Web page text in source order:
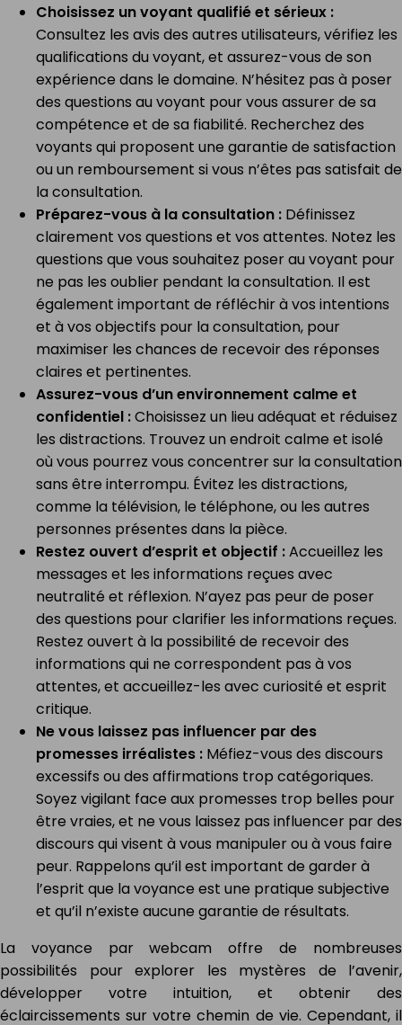
Choisissez un voyant qualifié et sérieux :
Consultez les avis des autres utilisateurs, vérifiez les
qualifications du voyant, et assurez-vous de son
expérience dans le domaine. N’hésitez pas à poser
des questions au voyant pour vous assurer de sa
compétence et de sa fiabilité. Recherchez des
voyants qui proposent une garantie de satisfaction
ou un remboursement si vous n’êtes pas satisfait de
la consultation.
Préparez-vous à la consultation : Définissez
clairement vos questions et vos attentes. Notez les
questions que vous souhaitez poser au voyant pour
ne pas les oublier pendant la consultation. Il est
également important de réfléchir à vos intentions
et à vos objectifs pour la consultation, pour
maximiser les chances de recevoir des réponses
claires et pertinentes.
Assurez-vous d’un environnement calme et
confidentiel :Choisissez un lieu adéquat et réduisez
les distractions. Trouvez un endroit calme et isolé
où vous pourrez vous concentrer sur la consultation
sans être interrompu. Évitez les distractions,
comme la télévision, le téléphone, ou les autres
personnes présentes dans la pièce.
Restez ouvert d’esprit et objectif :Accueillez les
messages et les informations reçues avec
neutralité et réflexion. N’ayez pas peur de poser
des questions pour clarifier les informations reçues.
Restez ouvert à la possibilité de recevoir des
informations qui ne correspondent pas à vos
attentes, et accueillez-les avec curiosité et esprit
critique.
Ne vous laissez pas influencer par des
promesses irréalistes : Méfiez-vous des discours
excessifs ou des affirmations trop catégoriques.
Soyez vigilant face aux promesses trop belles pour
être vraies, et ne vous laissez pas influencer par des
discours qui visent à vous manipuler ou à vous faire
peur. Rappelons qu’il est important de garder à
l’esprit que la voyance est une pratique subjective
et qu’il n’existe aucune garantie de résultats.
La voyance par webcam offre de nombreuses
possibilités pour explorer les mystères de l’avenir,
développer votre intuition, et obtenir des
éclaircissements sur votre chemin de vie. Cependant, il